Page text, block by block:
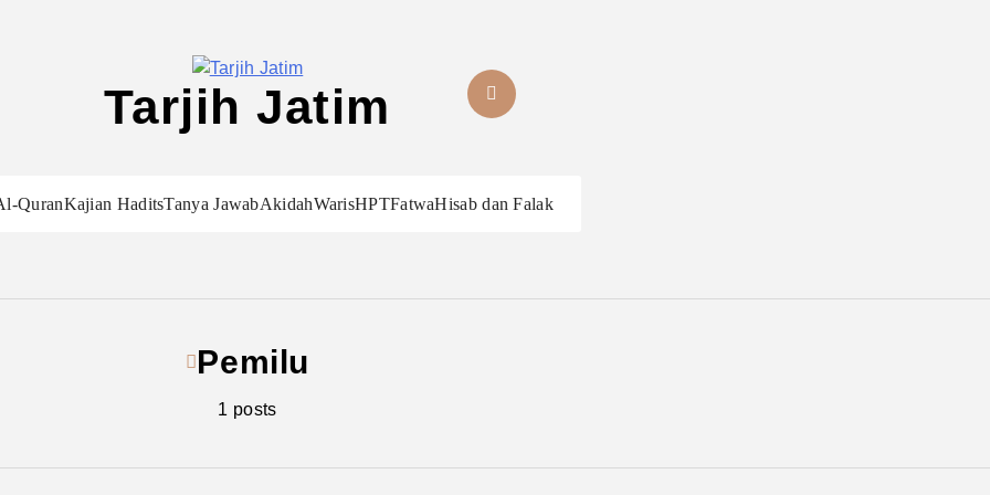
Tarjih Jatim
QuranKajian HaditsTanya JawabAkidahWarisHPTFatwaHisab dan Falak
Pemilu
1 posts